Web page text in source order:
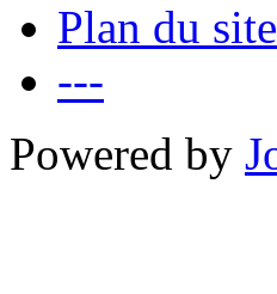
Plan du site
---
Powered by